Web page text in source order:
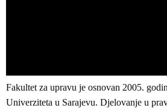
Fakultet za upravu je osnovan 2005.
Univerziteta u Sarajevu. Djelovanje u